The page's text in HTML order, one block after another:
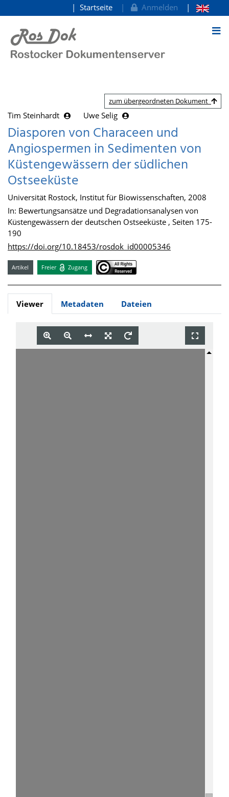
zum Inhalt
Startseite Anmelden
zum übergeordneten Dokument
Tim Steinhardt Uwe Selig
Diasporen von Characeen und
Angiospermen in Sedimenten von
Küstengewässern der südlichen
Ostseeküste
Universität Rostock, Institut für Biowissenschaften, 2008
In: Bewertungsansätze und Degradationsanalysen von
Küstengewässern der deutschen Ostseeküste , Seiten 175-
190
https://doi.org/10.18453/rosdok_id00005346
Artikel Freier Zugang
Viewer Metadaten Dateien